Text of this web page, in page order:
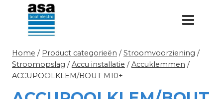
Doorgaan
inhoud
Home / Product categorieën / Stroomvoorziening /
Stroomopslag / Accu installatie / Accuklemmen /
ACCUPOOLKLEM/BOUT M10+